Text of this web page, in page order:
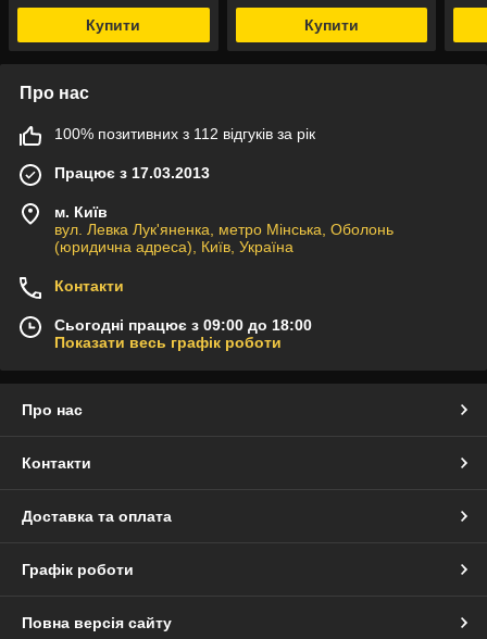
Купити Купити
Про нас
100% позитивних з 112 відгуків за рік
Працює з 17.03.2013
м. Київ
вул. Левка Лук'яненка, метро Мінська, Оболонь
(юридична адреса), Київ, Україна
Контакти
Сьогодні працює з 09:00 до 18:00
Показати весь графік роботи
Про нас
Контакти
Доставка та оплата
Графік роботи
Повна версія сайту